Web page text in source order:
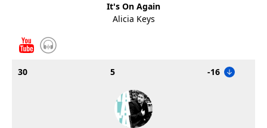
It's On Again
Alicia Keys
30 5 -16